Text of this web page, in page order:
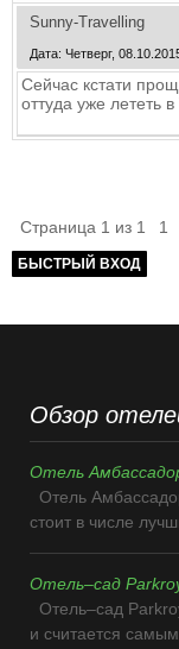
Sunny-Travelling
Дата: Четверг,
Сейчас кстати
оттуда уже лететь
Страница 1 из 1 1
Обзор
Отель
Отель
стоит в числе
Отель–сад
Отель–сад
и считается